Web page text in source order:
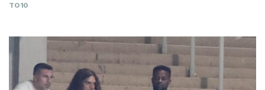
TO10